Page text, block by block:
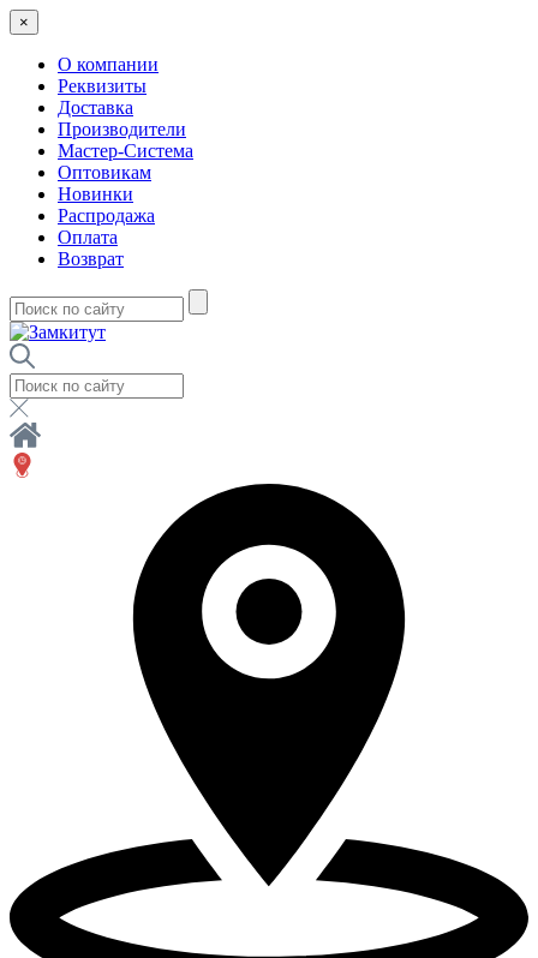
×
О компании
Реквизиты
Доставка
Производители
Мастер-Система
Оптовикам
Новинки
Распродажа
Оплата
Возврат